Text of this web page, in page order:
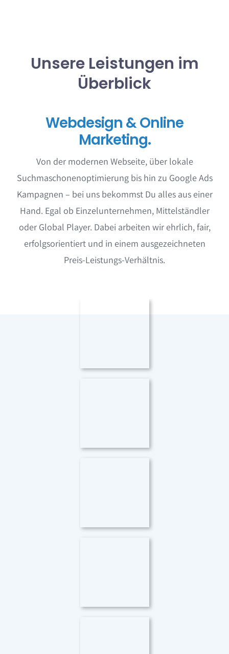
Unsere Leistungen im
Überblick
Webdesign & Online
Marketing.
Von der modernen Webseite, über lokale
Suchmaschonenoptimierung bis hin zu Google Ads
Kampagnen – bei uns bekommst Du alles aus einer
Hand. Egal ob Einzelunternehmen, Mittelständler
oder Global Player. Dabei arbeiten wir ehrlich, fair,
erfolgsorientiert und in einem ausgezeichneten
Preis-Leistungs-Verhältnis.